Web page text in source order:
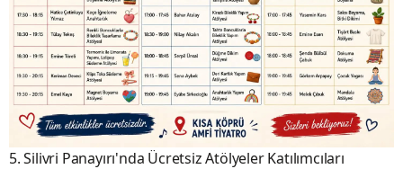
5. Silivri Panayırı'nda Ücretsiz Atölyeler Katılımcıları